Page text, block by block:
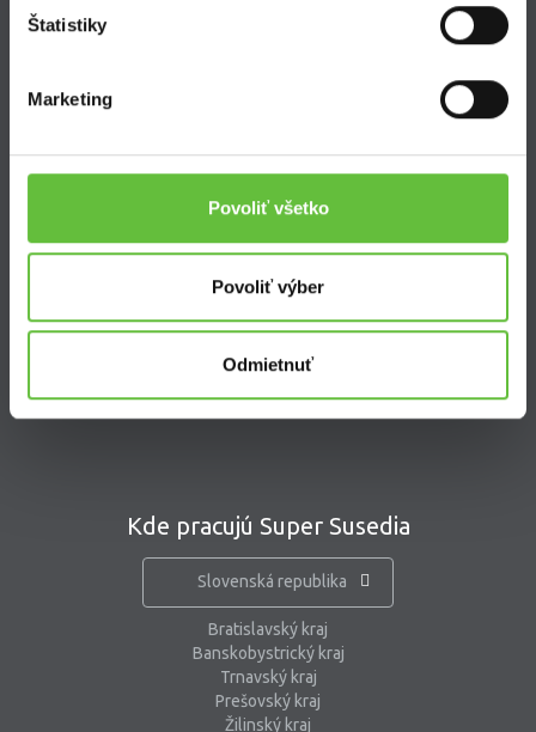
Štatistiky
Marketing
Povoliť všetko
Povoliť výber
Odmietnuť
Kontakt
Supersused.sk s.r.o.
Vajnorská 100/B, 831 04 Bratislava
kontaktný formulár
pomoc@supersused.sk
Kde pracujú Super Susedia
Slovenská republika
Bratislavský kraj
Banskobystrický kraj
Trnavský kraj
Prešovský kraj
Žilinský kraj